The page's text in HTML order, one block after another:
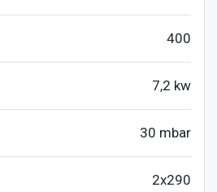
400
7,2 kw
30 mbar
2x290